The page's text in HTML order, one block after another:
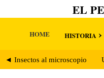
EL
HOME HISTORIA
◄ Insectos al microscopio